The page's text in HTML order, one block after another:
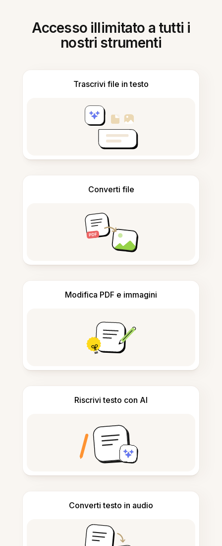
Accesso illimitato a tutti i
nostri strumenti
Trascrivi file in testo
Converti file
Modifica PDF e immagini
Riscrivi testo con AI
Converti testo in audio